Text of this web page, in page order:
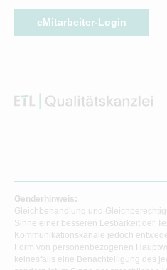
eMitarbeiter-Login
Genderhinweis:
Gleichbehandlung und
Sinne einer besseren Lesbarkeit der
Kommunikationskanäle jedoch
Form von personenbezogenen
keinesfalls eine Benachteiligung des